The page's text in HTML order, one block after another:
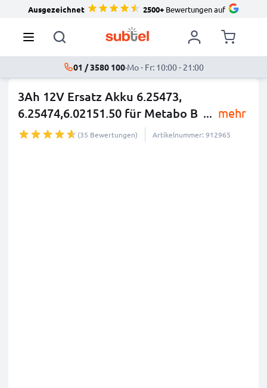
Ausgezeichnet 2500+Bewertungen auf
01 / 3580 100·Mo - Fr: 10:00 - 21:00
3Ah 12V Ersatz Akku 6.25473,
6.25474,6.02151.50 für Metabo B ... mehr
(35 Bewertungen) Artikelnummer: 912965